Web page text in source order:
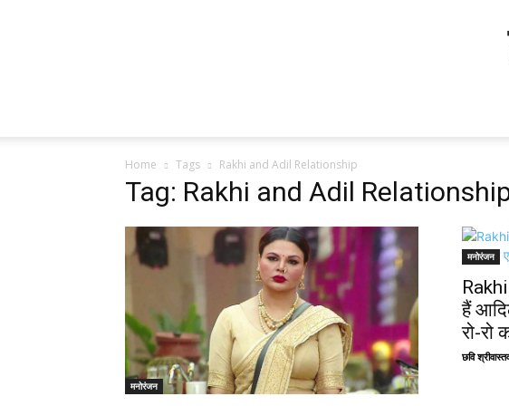
Home Tags Rakhi and Adil Relationship
Tag: Rakhi and Adil
मनोरंजन
मनोरंजन
हैं
रो-रो
छवि